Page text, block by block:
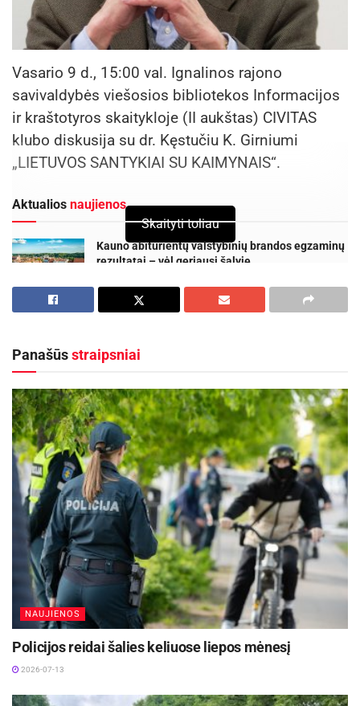
Vasario 9 d., 15:00 val. Ignalinos rajono
savivaldybės viešosios bibliotekos Informacijos
ir kraštotyros skaitykloje (II aukštas) CIVITAS
klubo diskusija su dr. Kęstučiu K. Girniumi
„LIETUVOS SANTYKIAI SU KAIMYNAIS“.
Aktualios naujienos
Kauno abiturientų valstybinių brandos egzaminų
rezultatai – vėl geriausi šalyje
Vaidas Žagūnis. Atsinaujinęs naftos kainų šokas
2026-07-22
Skaityti toliau
Panašūsstraipsniai
NAUJIENOS
Policijos reidai šalies keliuose liepos mėnesį
2026-07-13